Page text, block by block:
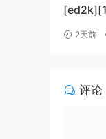
哈格蒂/
2天前
评论